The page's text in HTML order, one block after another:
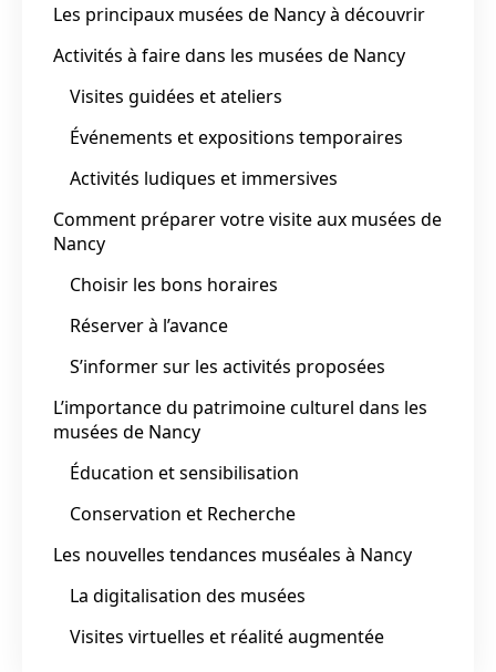
Les principaux musées de Nancy à découvrir
Activités à faire dans les musées de Nancy
Visites guidées et ateliers
Événements et expositions temporaires
Activités ludiques et immersives
Comment préparer votre visite aux musées de
Nancy
Choisir les bons horaires
Réserver à l’avance
S’informer sur les activités proposées
L’importance du patrimoine culturel dans les
musées de Nancy
Éducation et sensibilisation
Conservation et Recherche
Les nouvelles tendances muséales à Nancy
La digitalisation des musées
Visites virtuelles et réalité augmentée